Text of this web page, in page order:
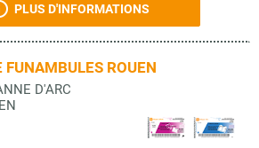
PLUS D'INFORMATIONS
FUNAMBULES ROUEN
D'ARC